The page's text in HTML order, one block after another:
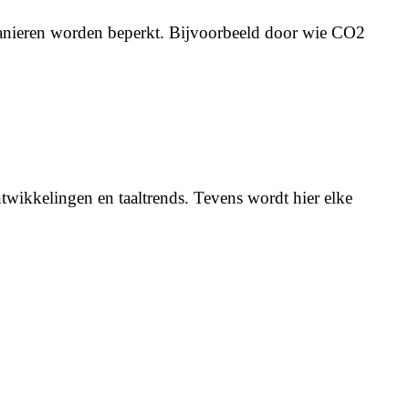
worden beperkt. Bijvoorbeeld door wie CO2
en taaltrends. Tevens wordt hier elke